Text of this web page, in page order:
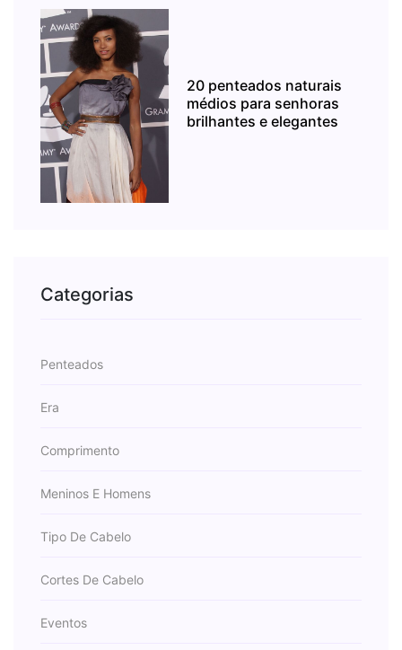
20 penteados naturais
médios para senhoras
brilhantes e elegantes
Categorias
Penteados
Era
Comprimento
Meninos E Homens
Tipo De Cabelo
Cortes De Cabelo
Eventos